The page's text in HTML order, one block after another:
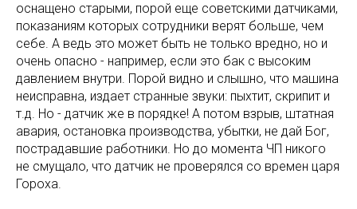
оснащено старыми, порой еще советскими датчиками,
показаниям которых сотрудники верят больше, чем
себе. А ведь это может быть не только вредно, но и
очень опасно - например, если это бак с высоким
давлением внутри. Порой видно и слышно, что машина
неисправна, издает странные звуки: пыхтит, скрипит и
т.д. Но - датчик же в порядке! А потом взрыв, штатная
авария, остановка производства, убытки, не дай Бог,
пострадавшие работники. Но до момента ЧП никого
не смущало, что датчик не проверялся со времен царя
Гороха.